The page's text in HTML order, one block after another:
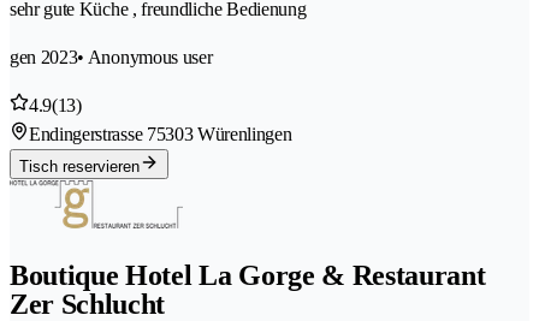
sehr gute Küche , freundliche Bedienung
gen 2023• Anonymous user
4.9(13)
Endingerstrasse 75303 Würenlingen
Tisch reservieren
Boutique Hotel La Gorge & Restaurant
Zer Schlucht